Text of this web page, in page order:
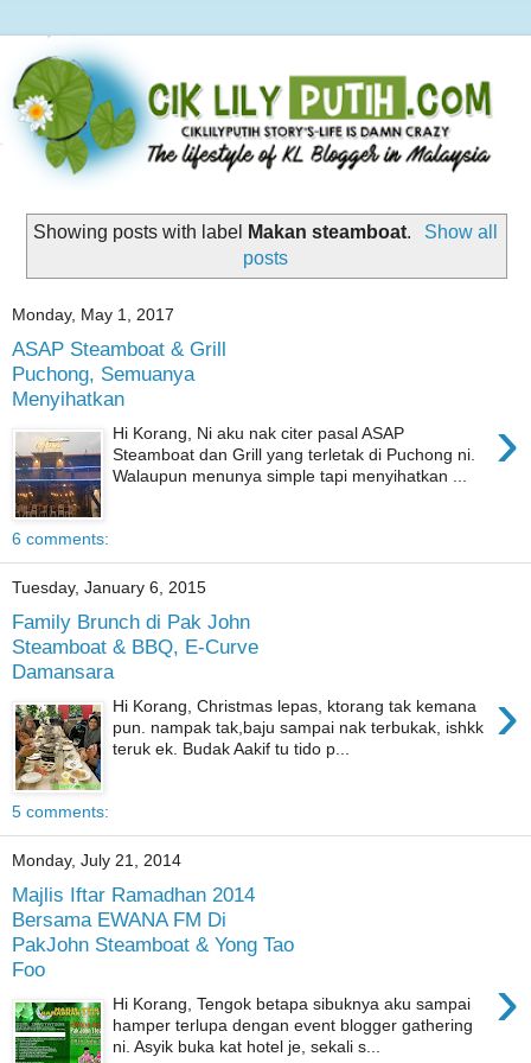
Showing posts with label Makan steamboat.
Show all
posts
Monday, May 1, 2017
ASAP Steamboat & Grill
Puchong, Semuanya
Menyihatkan
›
Hi Korang, Ni aku nak citer pasal ASAP
Steamboat dan Grill yang terletak di Puchong ni.
Walaupun menunya simple tapi menyihatkan ...
6 comments:
Tuesday, January 6, 2015
Family Brunch di Pak John
Steamboat & BBQ, E-Curve
Damansara
›
Hi Korang, Christmas lepas, ktorang tak kemana
pun. nampak tak,baju sampai nak terbukak, ishkk
teruk ek. Budak Aakif tu tido p...
5 comments:
Monday, July 21, 2014
Majlis Iftar Ramadhan 2014
Bersama EWANA FM Di
PakJohn Steamboat & Yong Tao
Foo
›
Hi Korang, Tengok betapa sibuknya aku sampai
hamper terlupa dengan event blogger gathering
ni. Asyik buka kat hotel je, sekali s...